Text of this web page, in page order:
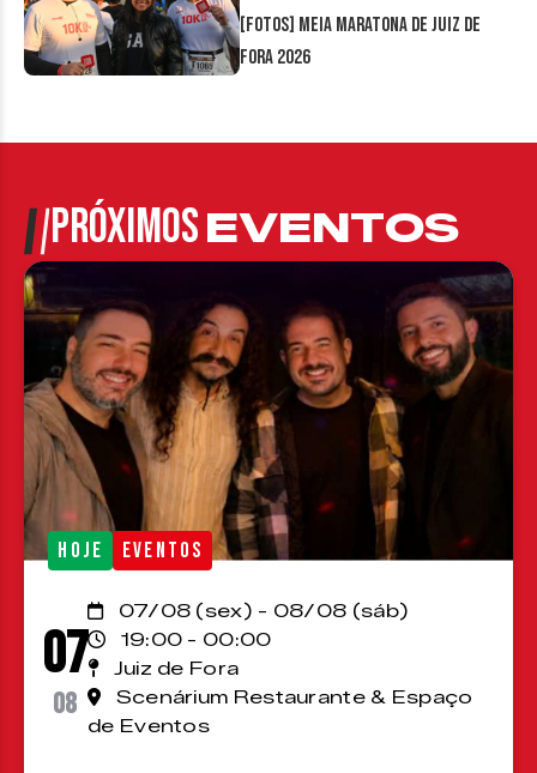
[FOTOS] Meia Maratona de Juiz de
Fora 2026
PRÓXIMOSEVENTOS
HOJE EVENTOS
07
08
07/08 (sex) - 08/08 (sáb)
19:00 - 00:00
Juiz de Fora
Scenárium Restaurante & Espaço
de Eventos